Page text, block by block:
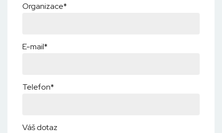
Organizace*
E-mail*
Telefon*
Váš dotaz